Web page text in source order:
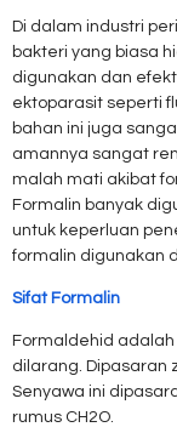
Di dalam industri
bakteri yang biasa
digunakan dan
ektoparasit seperti
bahan ini juga
amannya sangat
malah mati akibat
Formalin banyak
untuk keperluan
formalin digunakan
Sifat Formalin
Formaldehid
dilarang. Dipasaran
Senyawa ini
rumus CH2O.